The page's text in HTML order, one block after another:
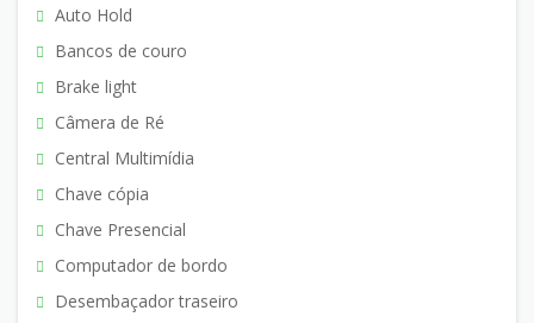
Auto Hold
Bancos de couro
Brake light
Câmera de Ré
Central Multimídia
Chave cópia
Chave Presencial
Computador de bordo
Desembaçador traseiro